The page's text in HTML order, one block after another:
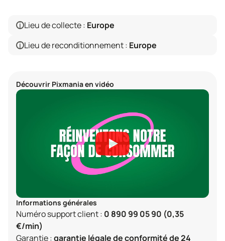
i Lieu de collecte : Europe
i Lieu de reconditionnement : Europe
Informations générales
Numéro support client : 0 890 99 05 90 (0,35
€/min)
Garantie :garantie légale de conformité de 24
Découvrir Pixmaniaen vidéo